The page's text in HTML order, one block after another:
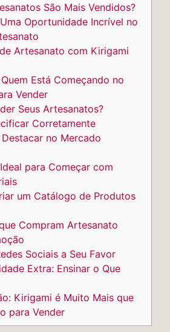
São Mais Vendidos?
Oportunidade Incrível no
Artesanato com Kirigami
Está Começando no
Vender
Seus Artesanatos?
Corretamente
no Mercado
para Começar com
um Catálogo de Produtos
Compram Artesanato
Sociais a Seu Favor
Extra: Ensinar o Que
Kirigami é Muito Mais que
para Vender